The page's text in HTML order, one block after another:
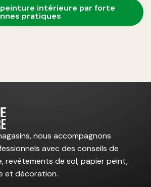
intérieure par forte
pratiques
nous accompagnons
avec des conseils de
revêtements de sol, papier peint,
et décoration.